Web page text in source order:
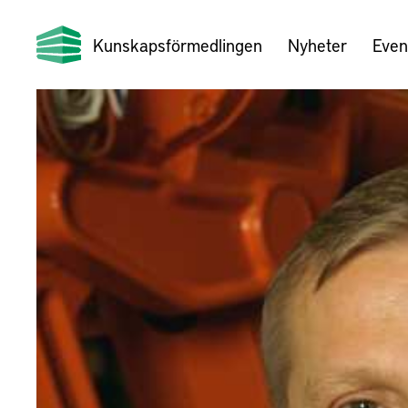
Kunskapsförmedlingen Nyheter